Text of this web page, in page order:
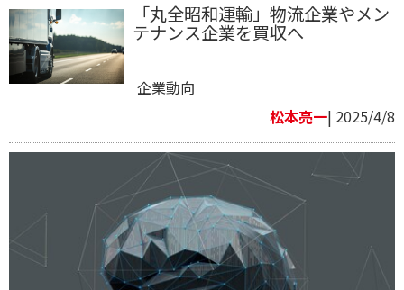
「丸全昭和運輸」物流企業やメン
テナンス企業を買収へ
企業動向
松本亮一| 2025/4/8